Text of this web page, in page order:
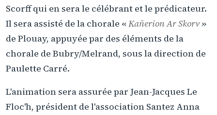
Scorff qui en sera le célébrant et le prédicateur.
Il sera assisté de la chorale «Kañerion Ar Skorv »
de Plouay, appuyée par des éléments de la
chorale de Bubry/Melrand, sous la direction de
Paulette Carré.
L'animation sera assurée par Jean-Jacques Le
Floc'h, président de l'association Santez Anna